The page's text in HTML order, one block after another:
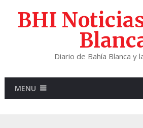
BHI
Diario de Bahía Blanca y
MENU